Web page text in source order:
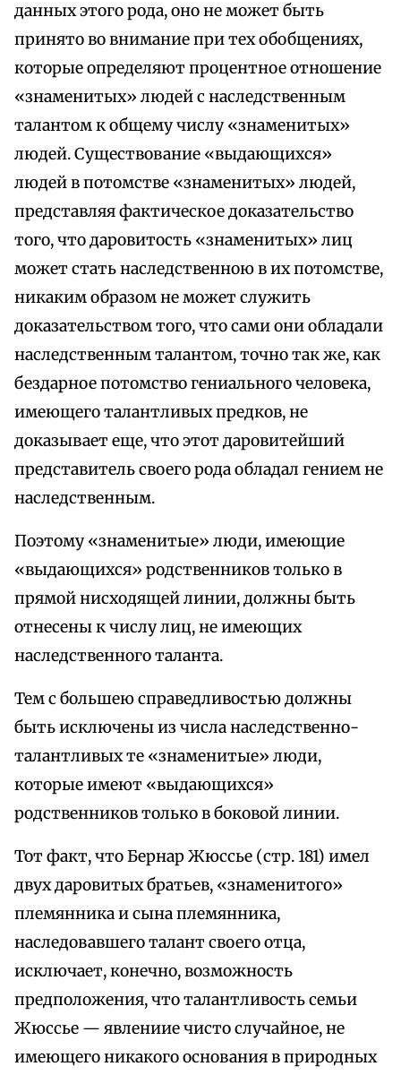
данных этого рода, оно не может быть
принято во внимание при тех обобщениях,
которые определяют процентное отношение
«знаменитых» людей с наследственным
талантом к общему числу «знаменитых»
людей. Существование «выдающихся»
людей в потомстве «знаменитых» людей,
представляя фактическое доказательство
того, что даровитость «знаменитых» лиц
может стать наследственною в их потомстве,
никаким образом не может служить
доказательством того, что сами они обладали
наследственным талантом, точно так же, как
бездарное потомство гениального человека,
имеющего талантливых предков, не
доказывает еще, что этот даровитейший
представитель своего рода обладал гением не
наследственным.
Поэтому «знаменитые» люди, имеющие
«выдающихся» родственников только в
прямой нисходящей линии, должны быть
отнесены к числу лиц, не имеющих
наследственного таланта.
Тем с большею справедливостью должны
быть исключены из числа наследственно-
талантливых те «знаменитые» люди,
которые имеют «выдающихся»
родственников только в боковой линии.
Тот факт, что Бернар Жюссье (стр. 181) имел
двух даровитых братьев, «знаменитого»
племянника и сына племянника,
наследовавшего талант своего отца,
исключает, конечно, возможность
предположения, что талантливость семьи
Жюссье — явлениие чисто случайное, не
имеющего никакого основания в природных